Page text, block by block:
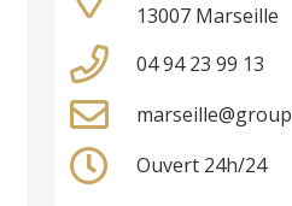
13007 Marseille
04 94 23 99 13
Ouvert 24h/24